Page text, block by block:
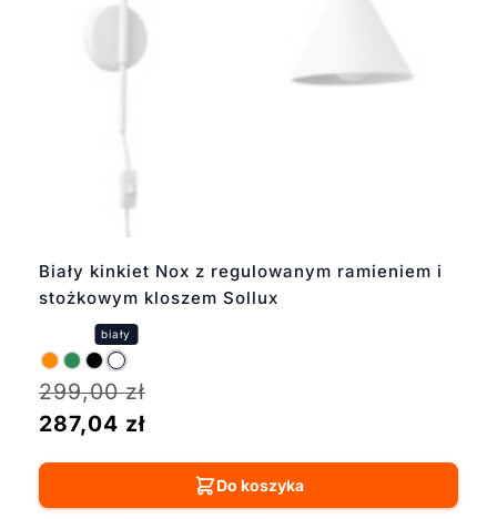
Biały kinkiet Nox z regulowanym ramieniem i
stożkowym kloszem Sollux
299,00zł
287,04 zł
Do koszyka